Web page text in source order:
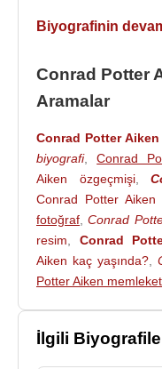
Biyografinin
Conrad Potter
Aramalar
Conrad Potter Aiken
biyografi,Conrad
Aiken özgeçmişi,
Conrad Potter
fotoğraf ,Conrad
resim
Conrad
Aiken kaç yaşında?
Potter Aiken
İlgili